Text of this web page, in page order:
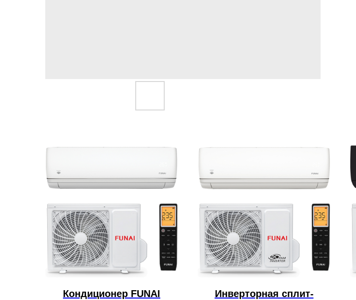
Кондиционер FUNAI
Инверторная сплит-